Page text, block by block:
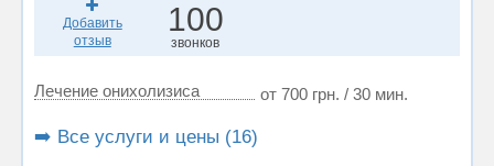
Добавить
отзыв
100
звонков
Лечение онихолизиса от 700 грн. / 30 мин.
➡️ Все услуги и цены (16)